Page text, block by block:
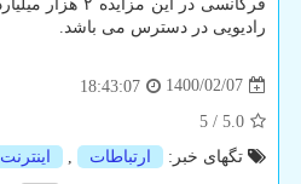
رادیویی در دسترس می باشد.
1400/02/07
18:43:07
5.0
/
5
تگهای خبر:
ارتباطات , اینترنت